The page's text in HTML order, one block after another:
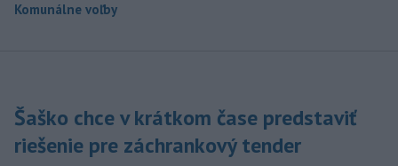
Komunálne voľby
Šaško chce v krátkom čase predstaviť
riešenie pre záchrankový tender